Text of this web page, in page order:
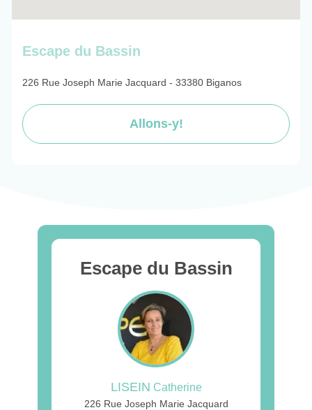
Escape du Bassin
226 Rue Joseph Marie Jacquard - 33380 Biganos
Allons-y!
Escape du Bassin
LISEIN Catherine
226 Rue Joseph Marie Jacquard